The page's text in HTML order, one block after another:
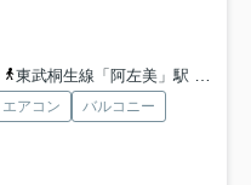
東武桐生線「阿左美」駅 徒歩35分
エアコン
バルコニー